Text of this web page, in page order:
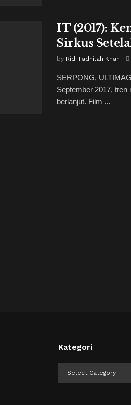
IT (2017):
Sirkus
by Ridi Fadhilah Khan
SERPONG,
September 2017,
berlanjut. Film ...
Kategori